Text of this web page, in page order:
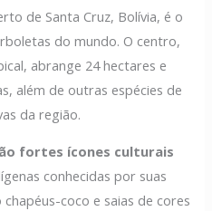
de Santa Cruz, Bolívia, é o
do mundo. O centro,
abrange 24 hectares e
além de outras espécies de
da região.
fortes ícones culturais
conhecidas por suas
coco e saias de cores